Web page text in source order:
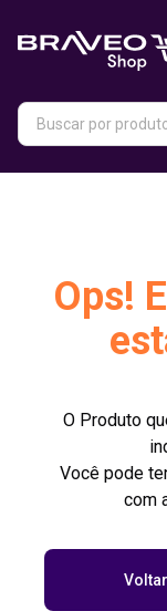
Ops!
O Produto
Você pode
com
Voltar